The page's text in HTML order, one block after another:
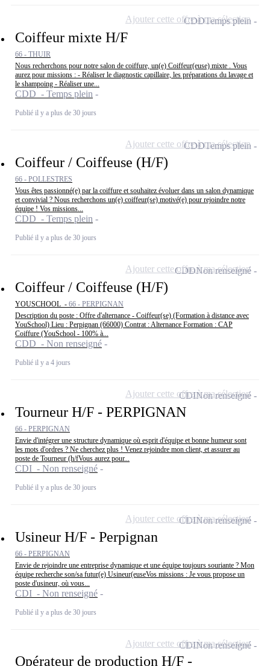
Coiffeur mixte H/F
66 - THUIR
Nous recherchons pour notre salon de coiffure, un(e) Coiffeur(euse) mixte . Vous
aurez pour missions : - Réaliser le diagnostic capillaire, les préparations du lavage et
le shampoing - Réaliser une...
CDD - Temps plein
Publié il y a plus de 30 jours
CDDTemps plein
Ajouter cette offre à ma sélection
Coiffeur / Coiffeuse (H/F)
66 - POLLESTRES
Vous êtes passionné(e) par la coiffure et souhaitez évoluer dans un salon dynamique
et convivial ? Nous recherchons un(e) coiffeur(se) motivé(e) pour rejoindre notre
équipe ! Vos missions...
CDD - Temps plein
Publié il y a plus de 30 jours
CDDTemps plein
Ajouter cette offre à ma sélection
Coiffeur / Coiffeuse (H/F)
YOUSCHOOL - 66 - PERPIGNAN
Description du poste : Offre d'alternance - Coiffeur(se) (Formation à distance avec
YouSchool) Lieu : Perpignan (66000) Contrat : Alternance Formation : CAP
Coiffure (YouSchool - 100% à...
CDD - Non renseigné
Publié il y a 4 jours
CDDNon renseigné
Ajouter cette offre à ma sélection
Tourneur H/F - PERPIGNAN
66 - PERPIGNAN
Envie d'intégrer une structure dynamique où esprit d'équipe et bonne humeur sont
les mots d'ordres ? Ne cherchez plus ! Venez rejoindre mon client, et assurer au
poste de Tourneur (h/fVous aurez pour...
CDI - Non renseigné
Publié il y a plus de 30 jours
CDINon renseigné
Ajouter cette offre à ma sélection
Usineur H/F - Perpignan
66 - PERPIGNAN
Envie de rejoindre une entreprise dynamique et une équipe toujours souriante ? Mon
équipe recherche son/sa futur(e) Usineur(euseVos missions : Je vous propose un
poste d'usineur, où vous...
CDI - Non renseigné
Publié il y a plus de 30 jours
CDINon renseigné
Ajouter cette offre à ma sélection
Opérateur de production H/F -
CDINon renseigné
Ajouter cette offre à ma sélection